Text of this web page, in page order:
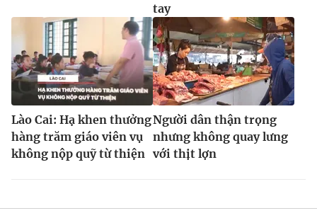
tay
Lào Cai: Hạ khen thưởng
hàng trăm giáo viên vụ
không nộp quỹ từ thiện
Người dân thận trọng
nhưng không quay lưng
với thịt lợn